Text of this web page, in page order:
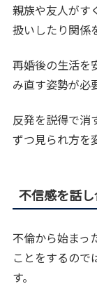
親族や友人がす
扱いしたり関係
再婚後の生活を
み直す姿勢が必
反発を説得で消
ずつ見られ方を
不信感を話し
不倫から始まっ
ことをするので
す。